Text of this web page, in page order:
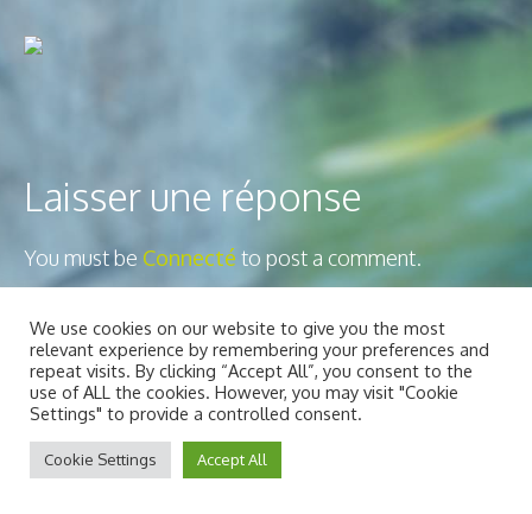
Laisser une réponse
You must be Connecté to post a comment.
Mentions légales
2ô-Outdoors © 2025 | All Rights
Reserved
Usiné dans les ateliers de :Dédaele
multimedia
We use cookies on our website to give you the most
relevant experience by remembering your preferences and
repeat visits. By clicking “Accept All”, you consent to the
use of ALL the cookies. However, you may visit "Cookie
Settings" to provide a controlled consent.
Cookie Settings Accept All